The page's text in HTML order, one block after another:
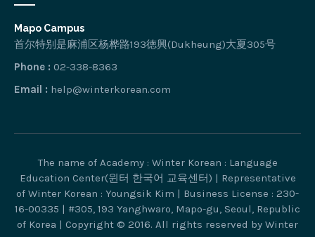
Mapo Campus
首尔特别是麻浦区杨桦路193徳興(Dukheung)大夏305号
Phone : 02-338-8363
Email : help@winterkorean.com
The name of Academy : Winter Korean : Language
Education Center(윈터 한국어 교육센터) | Representative
of Winter Korean : Youngsik Kim | Business License : 230-
16-00335 | #305, 193 Yanghwaro, Mapo-gu, Seoul, Republic
of Korea | Copyright © 2016. All rights reserved by Winter